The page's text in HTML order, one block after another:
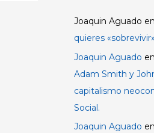
Joaquin Aguado en
quieres
Joaquin Aguado en
Adam Smith y
capitalismo
Social.
Joaquin Aguado en